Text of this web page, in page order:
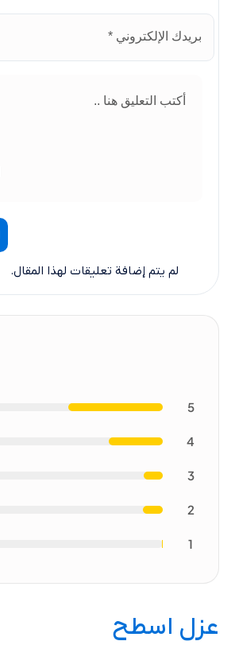
لم يتم إضافة تعليقات لهذا المقال.
5
4
3
2
1
عزل اسطح